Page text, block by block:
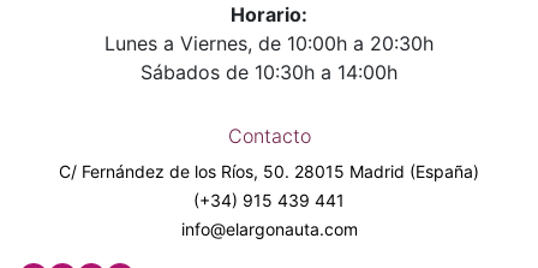
Horario:
Lunes a Viernes, de 10:00h a 20:30h
Sábados de 10:30h a 14:00h
Contacto
C/ Fernández de los Ríos, 50. 28015 Madrid (España)
(+34) 915 439 441
info@elargonauta.com